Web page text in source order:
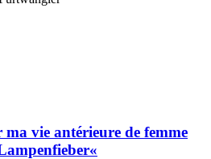
vie antérieure de femme